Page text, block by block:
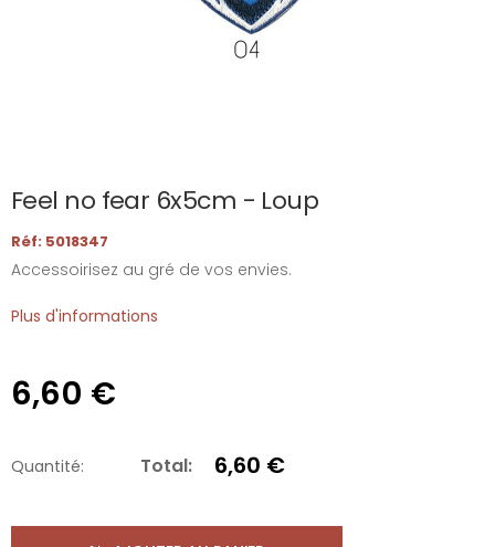
Feel no fear 6x5cm - Loup
Réf: 5018347
Accessoirisez au gré de vos envies.
Plus d'informations
6,60 €
Quantité: Total: 6,60 €